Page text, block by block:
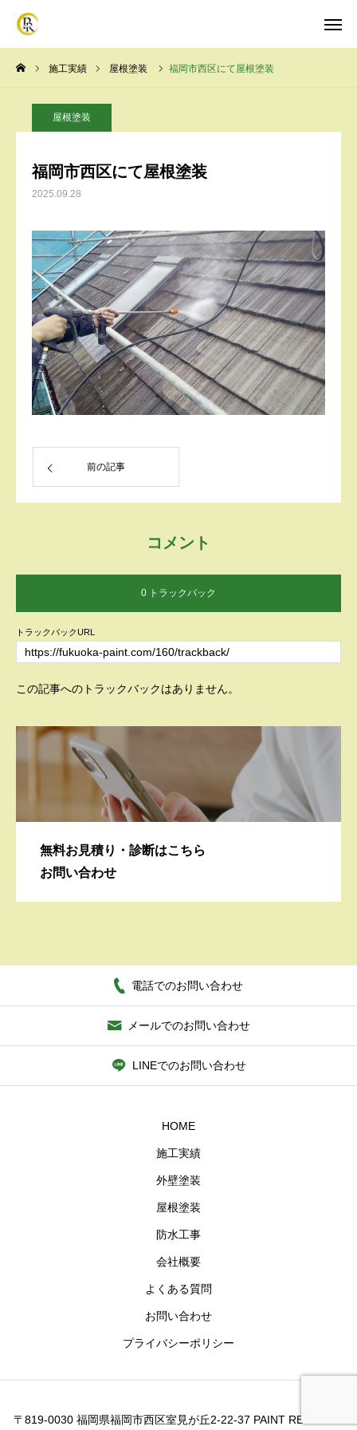
施工実績 屋根塗装 福岡市西区にて屋根塗装
屋根塗装
福岡市西区にて屋根塗装
2025.09.28
前の記事
コメント
0 トラックバック
トラックバックURL
この記事へのトラックバックはありません。
無料お見積り・診断はこちら
お問い合わせ
電話でのお問い合わせ
メールでのお問い合わせ
LINEでのお問い合わせ
HOME
施工実績
外壁塗装
屋根塗装
防水工事
会社概要
よくある質問
お問い合わせ
プライバシーポリシー
〒819-0030 福岡県福岡市西区室見が丘2-22-37 PAINT REX 0800-
HOME
HOME
施工実績
会社概要
よくある質問
お問い合わせ